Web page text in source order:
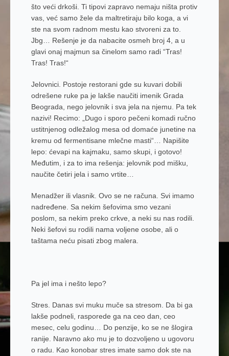
što veći drkoši. Ti tipovi zapravo nemaju ništa protiv
vas, već samo žele da maltretiraju bilo koga, a vi
ste na svom radnom mestu kao stvoreni za to.
Jbg… Rešenje je da nabacite osmeh broj 4, a u
glavi onaj majmun sa činelom samo radi “Tras!
Tras! Tras!“
Jelovnici. Postoje restorani gde su kuvari dobili
odrešene ruke pa je lakše naučiti imenik Grada
Beograda, nego jelovnik i sva jela na njemu. Pa tek
nazivi! Recimo: „ Dugo i sporo pečeni komadi ručno
ustitnjenog odležalog mesa od domaće junetine na
kremu od fermentisane mlečne masti“… Napišite
lepo: ćevapi na kajmaku, samo skupi, i gotovo!
Međutim, i za to ima rešenja: jelovnik pod mišku,
naučite četiri jela i samo vrtite…
Menadžer ili vlasnik. Ovo se ne računa. Svi imamo
nadređene. Sa nekim šefovima smo vezani
poslom, sa nekim preko crkve, a neki su nas rodili.
Neki šefovi su rodili nama voljene osobe, ali o
taštama neću pisati zbog malera.
Pa jel ima i nešto lepo?
Stres. Danas svi muku muče sa stresom. Da bi ga
lakše podneli, rasporede ga na ceo dan, ceo
mesec, celu godinu… Do penzije, ko se ne šlogira
ranije. Naravno ako mu je to dozvoljeno u ugovoru
o radu. Kao konobar stres imate samo dok ste na